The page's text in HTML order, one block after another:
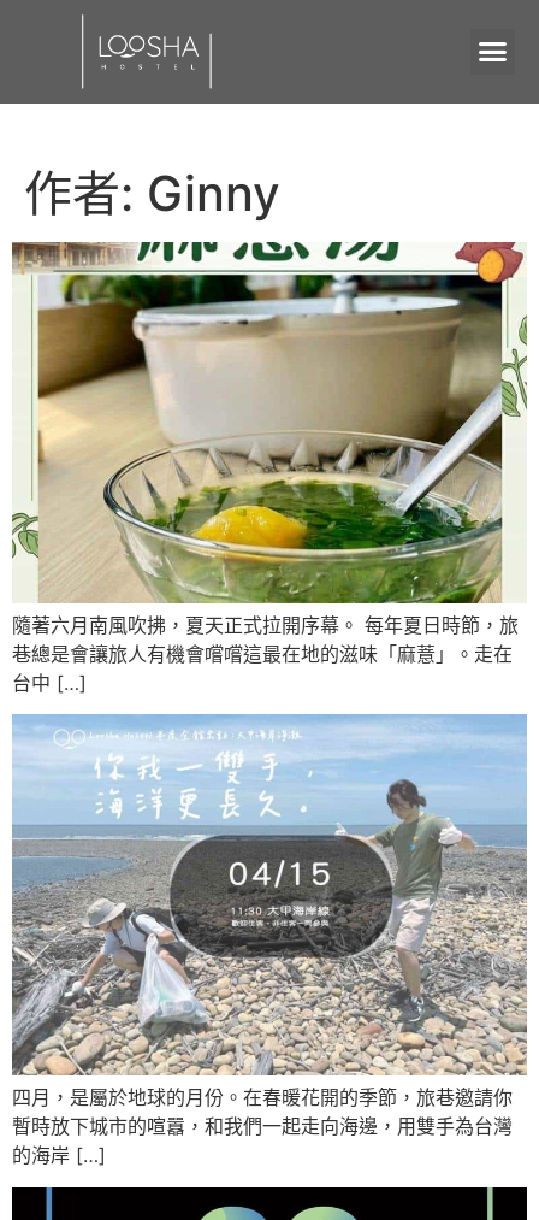
作者: Ginny
隨著六月南風吹拂，夏天正式拉開序幕。 每年夏日時節，旅
巷總是會讓旅人有機會嚐嚐這最在地的滋味「麻薏」。走在
台中 […]
四月，是屬於地球的月份。在春暖花開的季節，旅巷邀請你
暫時放下城市的喧囂，和我們一起走向海邊，用雙手為台灣
的海岸 […]